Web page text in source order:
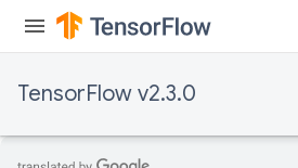
TensorFlow v2.3.0